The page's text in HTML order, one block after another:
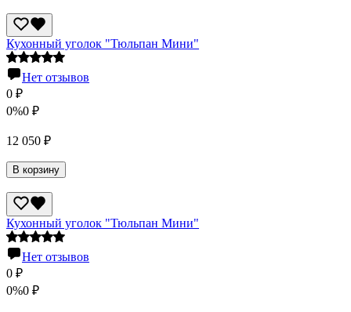
Кухонный уголок "Тюльпан Мини"
Нет отзывов
0 ₽
0%0 ₽
12 050 ₽
В корзину
Кухонный уголок "Тюльпан Мини"
Нет отзывов
0 ₽
0%0 ₽